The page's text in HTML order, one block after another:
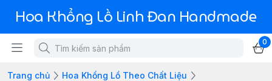
Hoa Khổng Lồ Linh Đan Handmade
0
Trang chủ
Hoa Khổng Lồ Theo Chất Liệu